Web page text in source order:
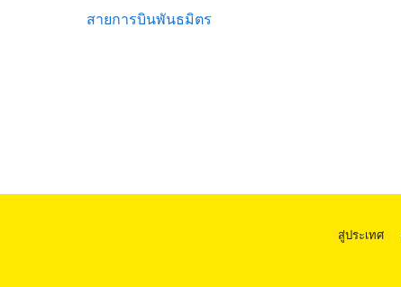
สายการบินพันธมิตร
สู่ประเทศ |